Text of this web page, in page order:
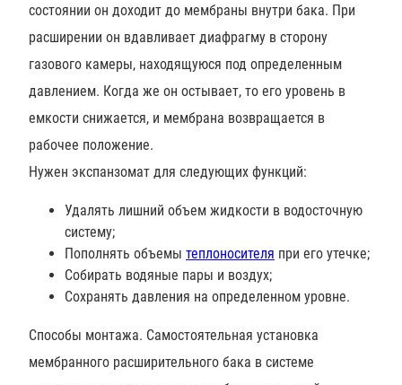
состоянии он доходит до мембраны внутри бака. При
расширении он вдавливает диафрагму в сторону
газового камеры, находящуюся под определенным
давлением. Когда же он остывает, то его уровень в
емкости снижается, и мембрана возвращается в
рабочее положение.
Нужен экспанзомат для следующих функций:
Удалять лишний объем жидкости в водосточную
систему;
Пополнять объемы теплоносителя при его утечке;
Собирать водяные пары и воздух;
Сохранять давления на определенном уровне.
Способы монтажа. Самостоятельная установка
мембранного расширительного бака в системе